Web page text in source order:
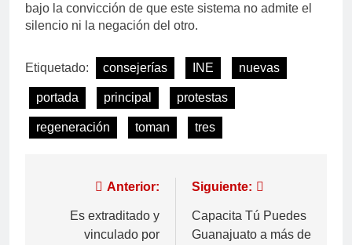
bajo la convicción de que este sistema no admite el
silencio ni la negación del otro.
Etiquetado: consejerías INE nuevas
portada principal protestas
regeneración toman tres
Anterior:
Es extraditado y
vinculado por
Siguiente:
Capacita Tú Puedes
Guanajuato a más de